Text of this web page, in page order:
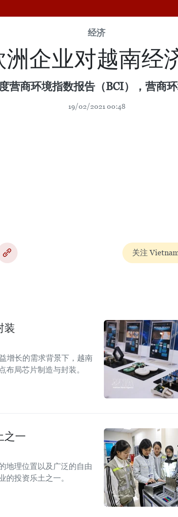
经济
洲企业对越南经
商环境指数报告（BCI），营商
19/02/2021 00:48
关注
装
增长的需求背景下，越南
局芯片制造与封装。
之一
地理位置以及广泛的自由
的投资乐土之一。